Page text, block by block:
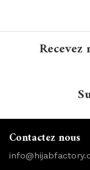
Contactez nous